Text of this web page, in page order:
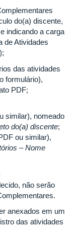
do(a) discente,
indicando a carga
de Atividades
das atividades
formulário),
PDF;
similar), nomeado
do(a) discente;
ou similar),
– Nome
não serão
anexados em um
das atividades